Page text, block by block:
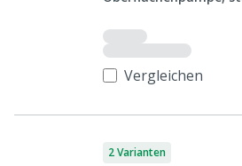
Vergleichen
2 Varianten